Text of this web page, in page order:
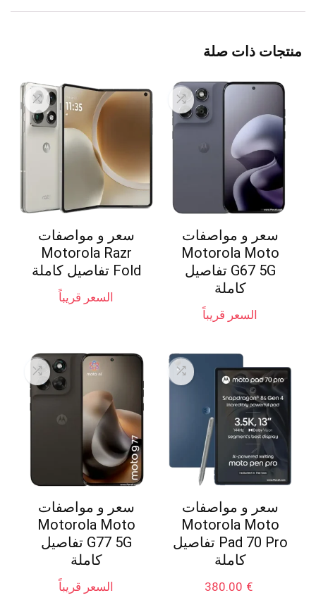
منتجات ذات صلة
سعر و مواصفات
Motorola Moto
G67 5G تفاصيل
كاملة
السعر قريباً
سعر و مواصفات
Motorola Razr
Fold تفاصيل كاملة
السعر قريباً
سعر و مواصفات
Motorola Moto
Pad 70 Pro تفاصيل
كاملة
€
380.00
سعر و مواصفات
Motorola Moto
G77 5G تفاصيل
كاملة
السعر قريباً